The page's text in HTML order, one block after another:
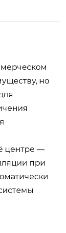
но
центре —
при